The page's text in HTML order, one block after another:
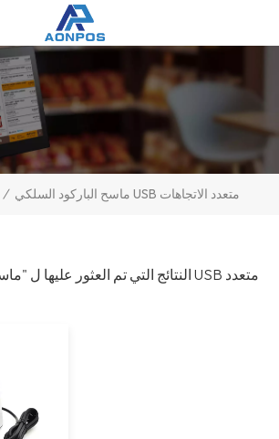
/ ماسح الباركود السلكي USB متعدد الاتجاهات